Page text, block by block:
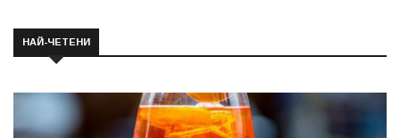
НАЙ-ЧЕТЕНИ